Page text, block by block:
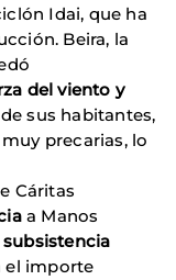
Idai, que ha
Beira, la
del viento y
sus habitantes,
precarias, lo
Cáritas
a Manos
el importe